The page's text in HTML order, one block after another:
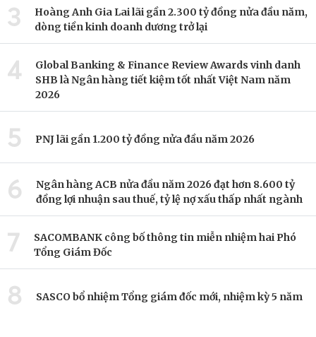
3
Hoàng Anh Gia Lai lãi gần 2.300 tỷ đồng nửa đầu năm,
dòng tiền kinh doanh dương trở lại
4
Global Banking & Finance Review Awards vinh danh
SHB là Ngân hàng tiết kiệm tốt nhất Việt Nam năm
2026
5 PNJ lãi gần 1.200 tỷ đồng nửa đầu năm 2026
6
Ngân hàng ACB nửa đầu năm 2026 đạt hơn 8.600 tỷ
đồng lợi nhuận sau thuế, tỷ lệ nợ xấu thấp nhất ngành
7
SACOMBANK công bố thông tin miễn nhiệm hai Phó
Tổng Giám Đốc
8 SASCO bổ nhiệm Tổng giám đốc mới, nhiệm kỳ 5 năm